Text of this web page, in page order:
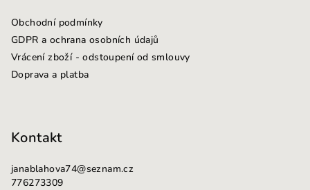
Obchodní podmínky
GDPR a ochrana osobních údajů
Vrácení zboží - odstoupení od smlouvy
Doprava a platba
Kontakt
janablahova74@seznam.cz
776273309